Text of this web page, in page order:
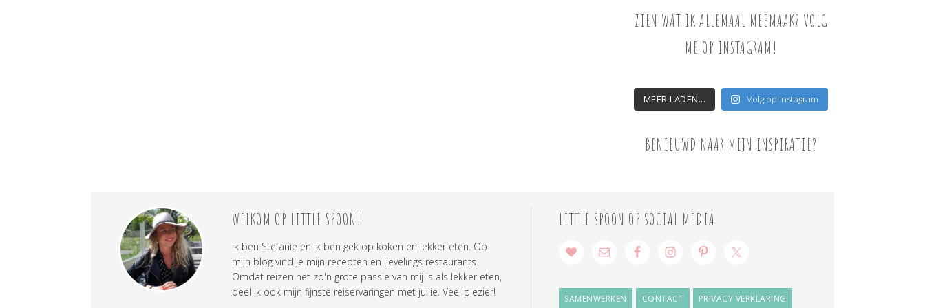
ZIEN WAT IK ALLEMAAL MEEMAAK? VOLG
ME OP INSTAGRAM!
MEER LADEN... Volg op Instagram
BENIEUWD NAAR MIJN INSPIRATIE?
WELKOM OP LITTLE SPOON!
Ik ben Stefanie en ik ben gek op koken en lekker eten. Op
mijn blog vind je mijn recepten en lievelings restaurants.
Omdat reizen net zo'n grote passie van mij is als lekker eten,
deel ik ook mijn fijnste reiservaringen met jullie. Veel plezier!
LITTLE SPOON OP SOCIAL MEDIA
SAMENWERKEN CONTACT PRIVACY VERKLARING